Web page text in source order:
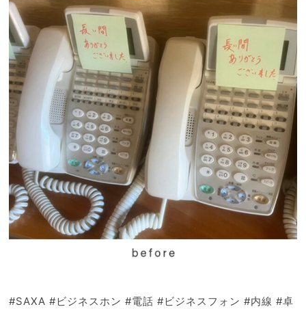
#SAXA #ビジネスホン #電話 #ビジネスフォン #内線 #卓